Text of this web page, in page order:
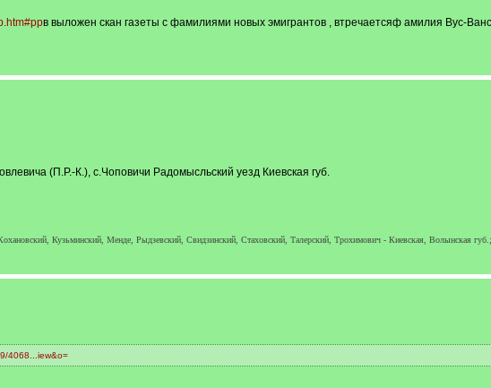
в выложен скан газеты с фамилиями новых эмигрантов , втречаетсяф амилия Вус-
(П.Р.-К.), с.Чоповичи Радомысльский уезд Киевская губ.
Кузьминский, Менде, Рыдзевский, Свидзинский, Стаховский, Талерский, Трохимович - Киевская, Волынская
4068...iew&o=